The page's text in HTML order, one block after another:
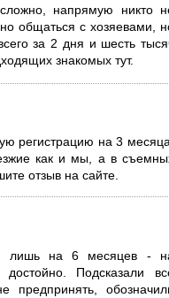
напрямую никто
общаться с хозяевами,
за 2 дня и шесть
знакомых тут.
регистрацию на 3 месяца.
как и мы, а в
отзыв на сайте.
лишь на 6 месяцев -
Подсказали
предпринять,